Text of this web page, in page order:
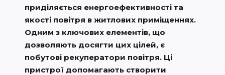
приділяється енергоефективності та
якості повітря в житлових приміщеннях.
Одним з ключових елементів, що
дозволяють досягти цих цілей, є
побутові рекуператори повітря. Ці
пристрої допомагають створити